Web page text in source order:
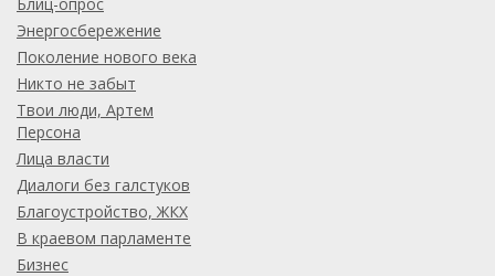
Энергосбережение
Поколение нового века
Никто не забыт
Твои люди, Артем
Персона
Лица власти
Диалоги без галстуков
Благоустройство, ЖКХ
В краевом парламенте
Бизнес